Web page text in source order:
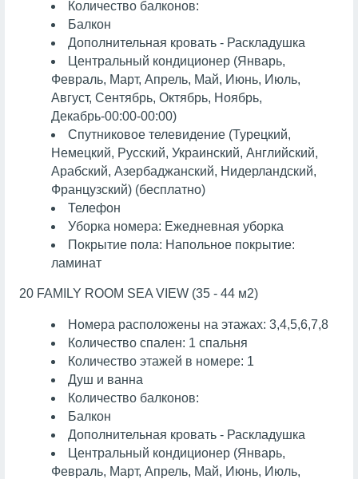
Количество балконов:
Балкон
Дополнительная кровать - Раскладушка
Центральный кондиционер (Январь,
Февраль, Март, Апрель, Май, Июнь, Июль,
Август, Сентябрь, Октябрь, Ноябрь,
Декабрь-00:00-00:00)
Спутниковое телевидение (Турецкий,
Немецкий, Русский, Украинский, Английский,
Арабский, Азербаджанский, Нидерландский,
Французский) (бесплатно)
Телефон
Уборка номера: Ежедневная уборка
Покрытие пола: Напольное покрытие:
ламинат
20 FAMILY ROOM SEA VIEW (35 - 44 м2)
Номера расположены на этажах: 3,4,5,6,7,8
Количество спален: 1 спальня
Количество этажей в номере: 1
Душ и ванна
Количество балконов:
Балкон
Дополнительная кровать - Раскладушка
Центральный кондиционер (Январь,
Февраль, Март, Апрель, Май, Июнь, Июль,